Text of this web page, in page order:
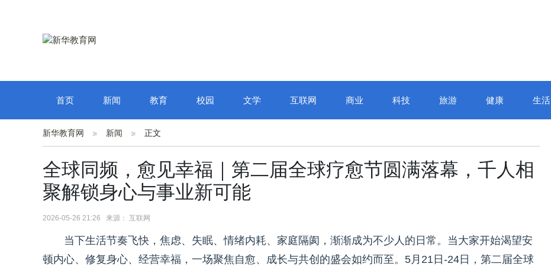
首页 新闻 教育 校园 文学 互联网 商业 科技 旅游 健康 生活
新华教育网 新闻 正文
全球同频，愈见幸福｜第二届全球疗愈节圆满落幕，千人相
聚解锁身心与事业新可能
2026-05-26 21:26 来源： 互联网
当下生活节奏飞快，焦虑、失眠、情绪内耗、家庭隔阂，渐渐成为不少人的日常。当大家开始渴望安
顿内心、修复身心、经营幸福，一场聚焦自愈、成长与共创的盛会如约而至。5月21日-24日，第二届全球